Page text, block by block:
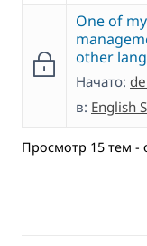
One of
other
Начато:
в: English
Просмотр 15 тем -